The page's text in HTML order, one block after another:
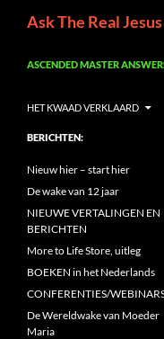
inhoud
Ask The Real
ASCENDED MASTER
HET KWAAD VERKLAARD
BERICHTEN:
Nieuw hier – start hier
De wake van 12 jaar
NIEUWE VERTALINGEN EN
BERICHTEN
More to Life Store, uitleg
BOEKEN in het Nederlands
CONFERENTIES/
De Wereldwake van Moeder
Maria